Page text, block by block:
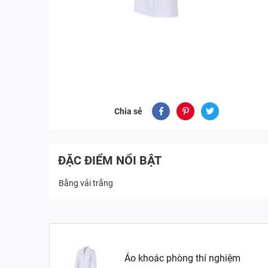
Chia sẻ
ĐẶC ĐIỂM NỔI BẬT
Bằng vải trắng
Áo khoác phòng thí nghiệm